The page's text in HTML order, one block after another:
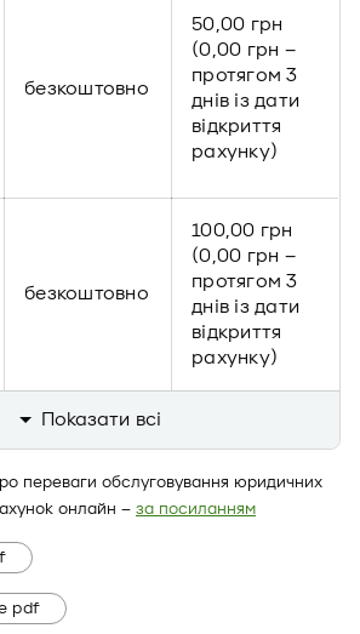
безкоштовно
50,00 грн
(0,00 грн –
протягом 3
днів із дати
відкриття
рахунку)
безкоштовно
100,00 грн
(0,00 грн –
протягом 3
днів із дати
відкриття
рахунку)
Показати всi
переваги обслуговування юридичних
онлайн – за посиланням
pdf